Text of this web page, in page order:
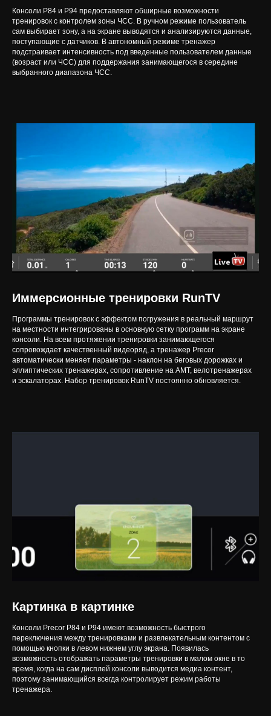
Консоли P84 и P94 предоставляют обширные возможности
тренировок с контролем зоны ЧСС. В ручном режиме пользователь
сам выбирает зону, а на экране выводятся и анализируются данные,
поступающие с датчиков. В автономный режиме тренажер
подстраивает интенсивность под введенные пользователем данные
(возраст или ЧСС) для поддержания занимающегося в середине
выбранного диапазона ЧСС.
Иммерсионные тренировки RunTV
Программы тренировок с эффектом погружения в реальный маршрут
на местности интегрированы в основную сетку программ на экране
консоли. На всем протяжении тренировки занимающегося
сопровождает качественный видеоряд, а тренажер Precor
автоматически меняет параметры - наклон на беговых дорожках и
эллиптических тренажерах, сопротивление на AMT, велотренажерах
и эскалаторах. Набор тренировок RunTV постоянно обновляется.
Картинка в картинке
Консоли Precor P84 и P94 имеют возможность быстрого
переключения между тренировками и развлекательным контентом с
помощью кнопки в левом нижнем углу экрана. Появилась
возможность отображать параметры тренировки в малом окне в то
время, когда на сам дисплей консоли выводится медиа контент,
поэтому занимающийся всегда контролирует режим работы
тренажера.